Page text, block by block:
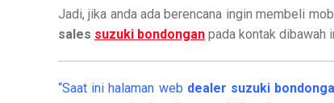
Jadi, jika anda ada berencana ingin membeli
sales suzuki bondongan pada kontak dibawah
“Saat ini halaman web dealer suzuki